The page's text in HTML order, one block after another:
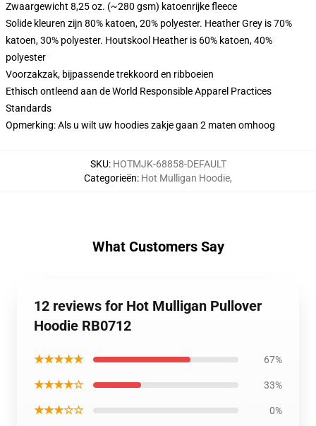
Zwaargewicht 8,25 oz. (~280 gsm) katoenrijke fleece
Solide kleuren zijn 80% katoen, 20% polyester. Heather Grey is 70%
katoen, 30% polyester. Houtskool Heather is 60% katoen, 40%
polyester
Voorzakzak, bijpassende trekkoord en ribboeien
Ethisch ontleend aan de World Responsible Apparel Practices
Standards
Opmerking: Als u wilt uw hoodies zakje gaan 2 maten omhoog
SKU: HOTMJK-68858-DEFAULT
Categorieën: Hot Mulligan Hoodie,
What Customers Say
12 reviews for Hot Mulligan Pullover
Hoodie RB0712
★★★★★ 67%
★★★★☆ 33%
★★★☆☆ 0%